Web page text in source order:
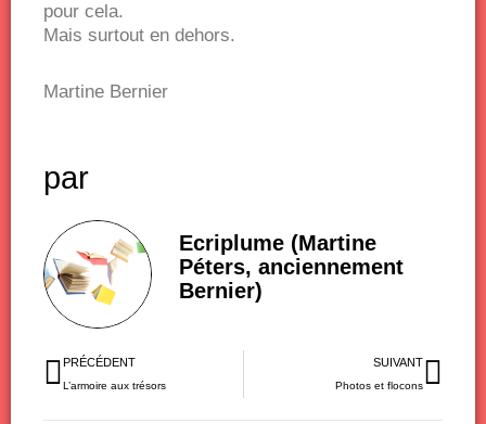
pour cela.
Mais surtout en dehors.
Martine Bernier
par
Ecriplume (Martine
Péters, anciennement
Bernier)
Précédent
PRÉCÉDENT
L’armoire aux trésors
SUIVANT
Photos et flocons